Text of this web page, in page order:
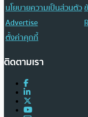
นโยบายความเป็นส่วนตัว
Advertise
ตั้งค่าคุกกี้
ติดตามเรา